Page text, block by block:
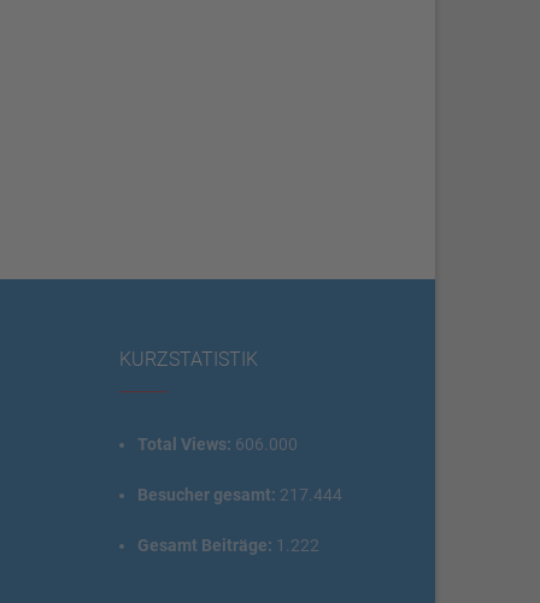
KURZSTATISTIK
Total Views: 606.000
Besucher gesamt: 217.444
Gesamt Beiträge: 1.222